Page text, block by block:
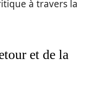
à travers la
et de la